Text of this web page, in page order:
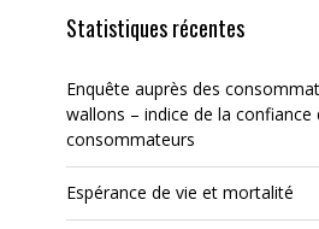
Statistiques récentes
Enquête auprès des
wallons – indice de la confiance
consommateurs
Espérance de vie et mortalité